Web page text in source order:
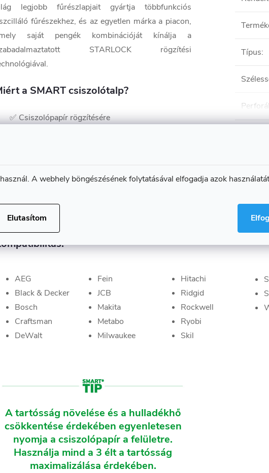
A webhely böngészésének folytatásával elfogadja azok
Elutasítom
legjobb fűrészlapjait gyártja többfunkciós
fűrészekhez, és az egyetlen márka a piacon,
saját pengék kombinációját kínálja a
STARLOCK rögzítési
a SMART csiszolótalp?
✅ Csiszolópapír rögzítésére
✅ Oldalszélessége 93 mm
✅ A legtöbb márkával kompatibilis
✅ Nagy-Britanniában készült
AEG
Black & Decker
Bosch
Craftsman
DeWalt
Fein
JCB
Makita
Metabo
Milwaukee
Hitachi
Ridgid
Rockwell
Ryobi
Skil
A tartósság növelése és a hulladékhő
csökkentése érdekében egyenletesen
nyomja a csiszolópapír a felületre.
Használja mind a 3 élt a tartósság
maximalizálása érdekében.
Típus: